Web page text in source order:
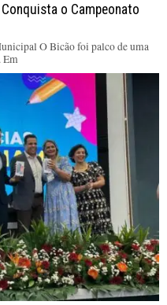
o Campeonato
O Bicão foi palco de uma
Em